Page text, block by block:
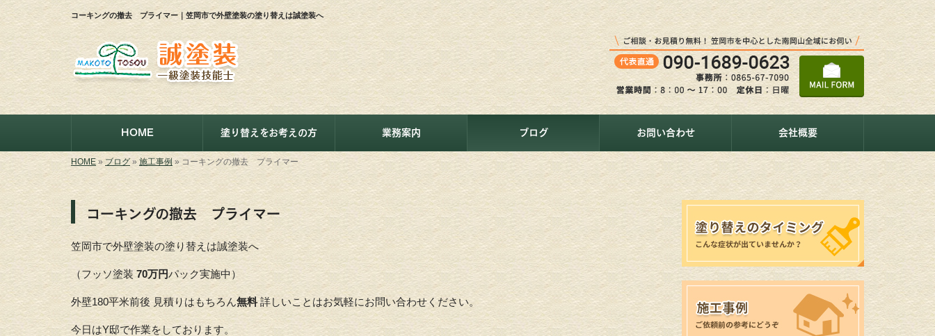
コーキングの撤去 プライマー｜笠岡市で外壁塗装の塗り替えは誠塗装へ
HOME 塗り替えをお考えの方 業務案内 ブログ お問い合わせ 会社概要
HOME » ブログ» 施工事例 » コーキングの撤去 プライマー
コーキングの撤去 プライマー
笠岡市で外壁塗装の塗り替えは誠塗装へ
（フッソ塗装 70万円パック実施中）
外壁180平米前後 見積りはもちろん無料詳しいことはお気軽にお問い合わせください。
今日はY邸で作業をしております。